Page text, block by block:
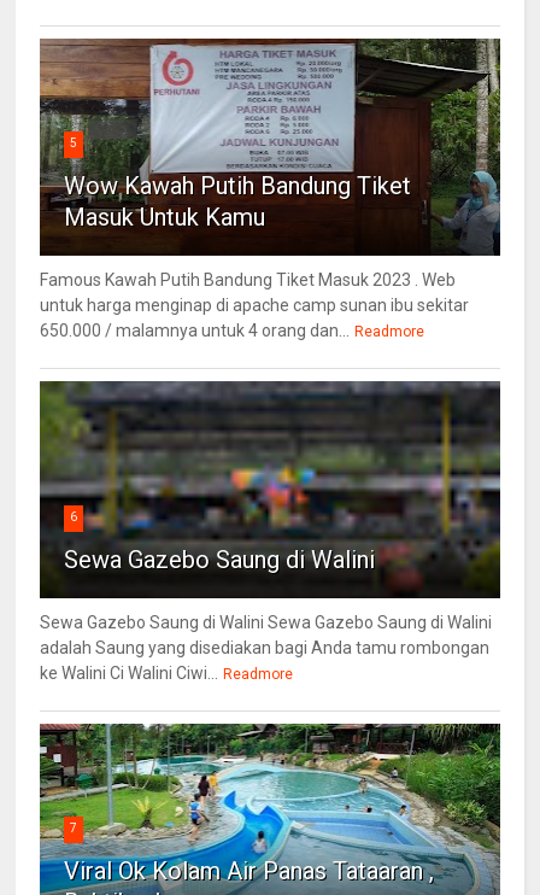
5
Wow Kawah Putih Bandung Tiket
Masuk Untuk Kamu
Famous Kawah Putih Bandung Tiket Masuk 2023 . Web
untuk harga menginap di apache camp sunan ibu sekitar
650.000 / malamnya untuk 4 orang dan...
Readmore
6
Sewa Gazebo Saung di Walini
Sewa Gazebo Saung di Walini Sewa Gazebo Saung di Walini
adalah Saung yang disediakan bagi Anda tamu rombongan
ke Walini Ci Walini Ciwi...
Readmore
7
Viral Ok Kolam Air Panas Tataaran ,